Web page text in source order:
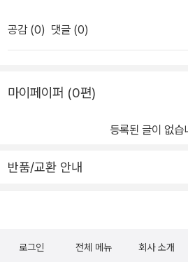
공감 (0) 댓글 (0)
마이페이퍼 (0편)
등록된 글이 없습
반품/교환 안내
로그인 전체 메뉴 회사 소개